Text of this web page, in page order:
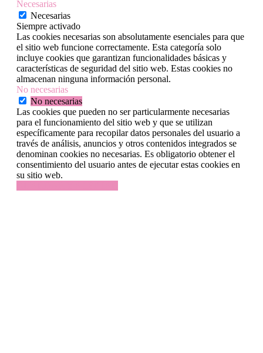
Necesarias
Necesarias
Siempre activado
Las cookies necesarias son absolutamente esenciales para que
el sitio web funcione correctamente. Esta categoría solo
incluye cookies que garantizan funcionalidades básicas y
características de seguridad del sitio web. Estas cookies no
almacenan ninguna información personal.
No necesarias
No necesarias
Las cookies que pueden no ser particularmente necesarias
para el funcionamiento del sitio web y que se utilizan
específicamente para recopilar datos personales del usuario a
través de análisis, anuncios y otros contenidos integrados se
denominan cookies no necesarias. Es obligatorio obtener el
consentimiento del usuario antes de ejecutar estas cookies en
su sitio web.